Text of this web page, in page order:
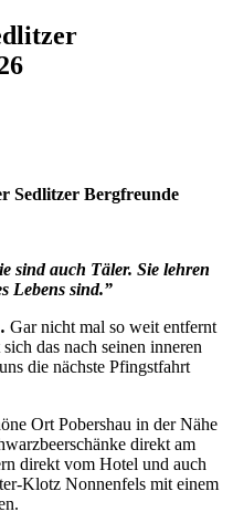
Sedlitzer Bergfreunde
sind auch Täler. Sie lehren
Lebens sind.”
Gar nicht mal so weit entfernt
das nach seinen inneren
die nächste Pfingstfahrt
Ort Pobershau in der Nähe
direkt am
direkt vom Hotel und auch
Klotz Nonnenfels mit einem